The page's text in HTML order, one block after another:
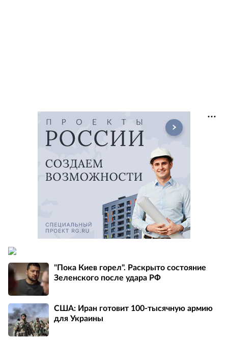
"Пока Киев горел". Раскрыто состояние
Зеленского после удара РФ
США: Иран готовит 100-тысячную армию
для Украины